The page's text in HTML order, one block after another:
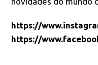
https://
https://